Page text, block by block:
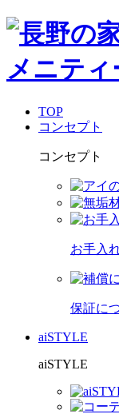
TOP
コンセプト
コンセプト
お手入
保証に
aiSTYLE
aiSTYLE